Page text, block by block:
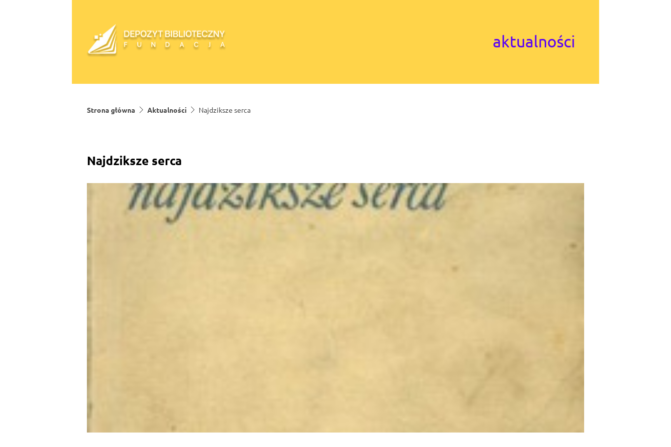
aktualności
Strona główna Aktualności Najdziksze serca
Najdziksze serca